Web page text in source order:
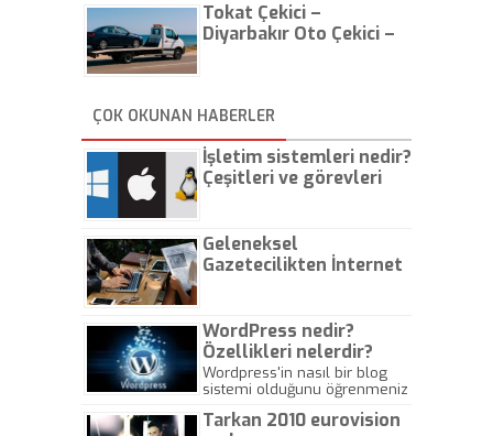
Tokat Çekici –
Diyarbakır Oto Çekici –
ÇOK OKUNAN HABERLER
İşletim sistemleri nedir?
Çeşitleri ve görevleri
Geleneksel
Gazetecilikten İnternet
WordPress nedir?
Özellikleri nelerdir?
Wordpress'in nasıl bir blog
sistemi olduğunu öğrenmeniz
Tarkan 2010 eurovision